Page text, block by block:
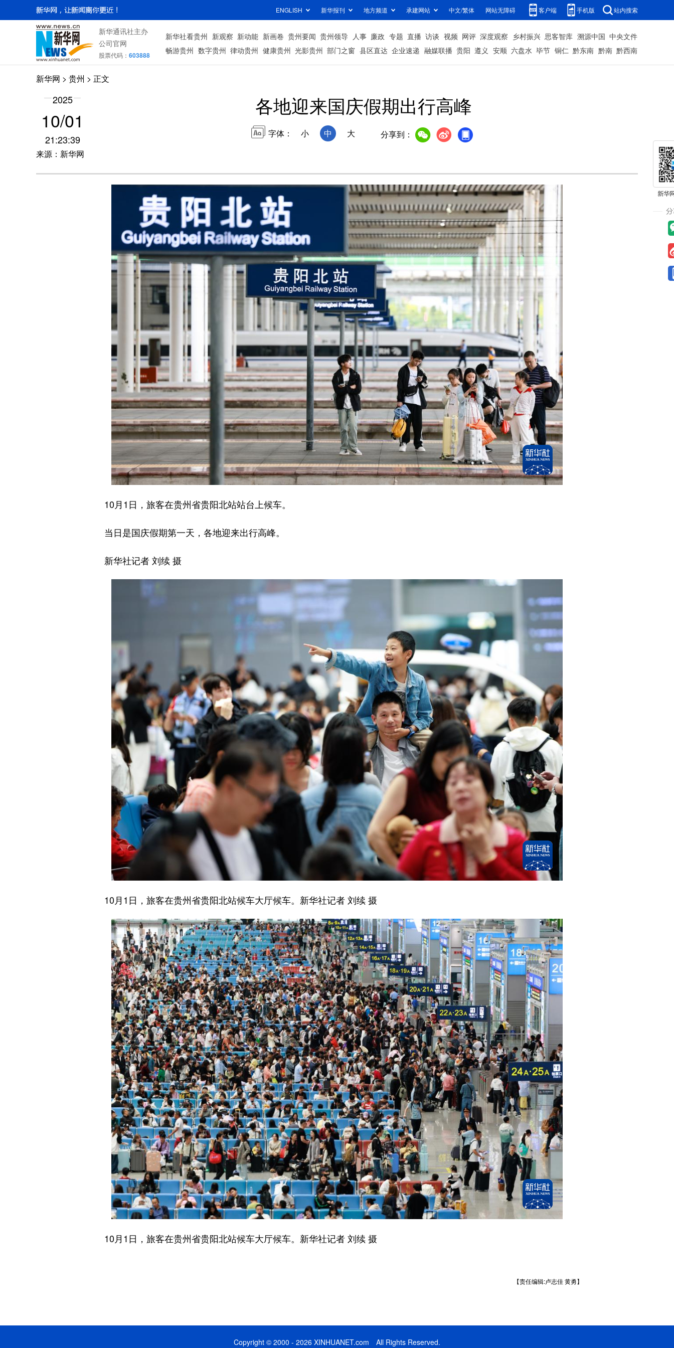
ENGLISH 新华报刊 地方频道 承建网站 中文/繁体 网站无障碍 客户端 手机版 站内搜索
新华通讯社主办
公司官网
股票代码： 603888
新华社看贵州 新观察 新动能 新画卷 贵州要闻 贵州领导 人事 廉政 专题 直播 访谈 视频 网评 深度观察 乡村振兴 思客智库 溯源中国 中央文件
畅游贵州 数字贵州 律动贵州 健康贵州 光影贵州 部门之窗 县区直达 企业速递 融媒联播 贵阳 遵义 安顺 六盘水 毕节 铜仁 黔东南 黔南 黔西南
新华网 > 贵州 > 正文
2025
10/01
21:23:39
来源：新华网
各地迎来国庆假期出行高峰
字体： 小 中 大 分享到：
10月1日，旅客在贵州省贵阳北站站台上候车。
当日是国庆假期第一天，各地迎来出行高峰。
新华社记者 刘续 摄
10月1日，旅客在贵州省贵阳北站候车大厅候车。新华社记者 刘续 摄
10月1日，旅客在贵州省贵阳北站候车大厅候车。新华社记者 刘续 摄
【责任编辑:卢志佳 黄勇】
Copyright © 2000 - 2026 XINHUANET.com All Rights Reserved.